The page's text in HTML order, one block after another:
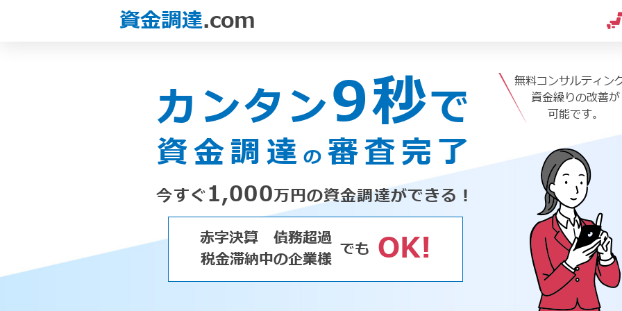
資金調達.com
カンタン9秒で
資金調達の 審査完了
今すぐ1,000万円の資金調達ができる！
赤字決算
債務超過
税金滞納中の企業様 でも OK!
無料コンサルティン
資金繰りの改善が
可能です。